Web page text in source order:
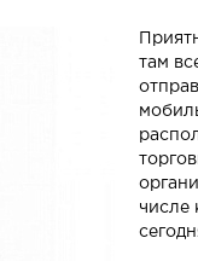
там
числе